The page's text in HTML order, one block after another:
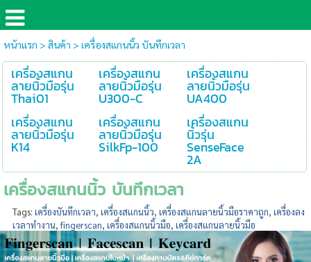
หน้าแรก > สินค้า > เครื่องสแกนนิ้ว บันทึกเวลา
เครื่องสแกน
ลายนิ้วมือรุ่น
Thai01
เครื่องสแกน
ลายนิ้วมือรุ่น
U300-C
เครื่องสแกน
ลายนิ้วมือรุ่น
UA400
เครื่องสแกน
ลายนิ้วมือรุ่น
K14
เครื่องสแกน
ลายนิ้วมือรุ่น
SilkFp-100
เครื่องสแกน
นิ้วรุ่น
SenseFace
2A
เครื่องสแกนนิ้ว บันทึกเวลา
Tags:เครื่องบันทึกเวลา,เครื่องสแกนนิ้ว,เครื่องสแกนลายนิ้วมือราคาถูก,เครื่องลง
เวลาทำงาน,fingerscan,เครื่องสแกนนิ้วมือ,เครื่องสแกนลายนิ้วมือ